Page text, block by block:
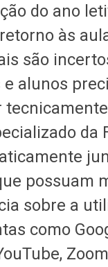
do ano
às
são
e alunos
da
possuam
sobre a
como